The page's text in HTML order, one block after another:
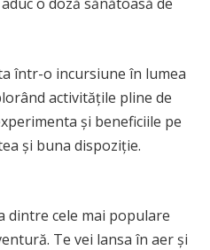
într-o incursiune în lumea
activitățile pline de
și beneficiile pe
și buna dispoziție.
dintre cele mai populare
Te vei lansa în aer și